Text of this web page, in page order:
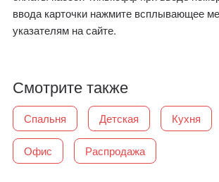
ввода карточки нажмите всплывающее
указателям на сайте.
Смотрите также
Спальня Детская Кухня
Офис Распродажа